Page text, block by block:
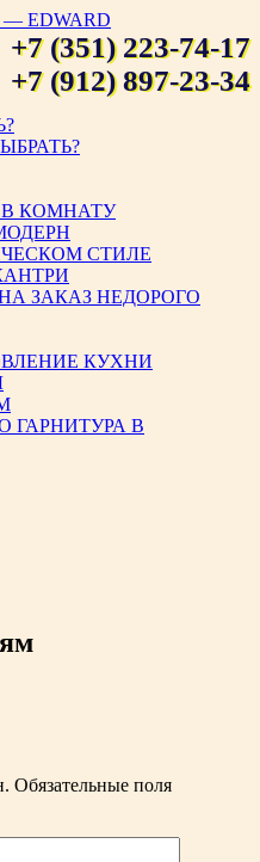
в Челябинске
+7 (351) 223-74-17
+7 (912) 897-23-34
КОМНАТУ
СТИЛЕ
ЗАКАЗ НЕДОРОГО
КУХНИ
ГАРНИТУРА В
Обязательные поля